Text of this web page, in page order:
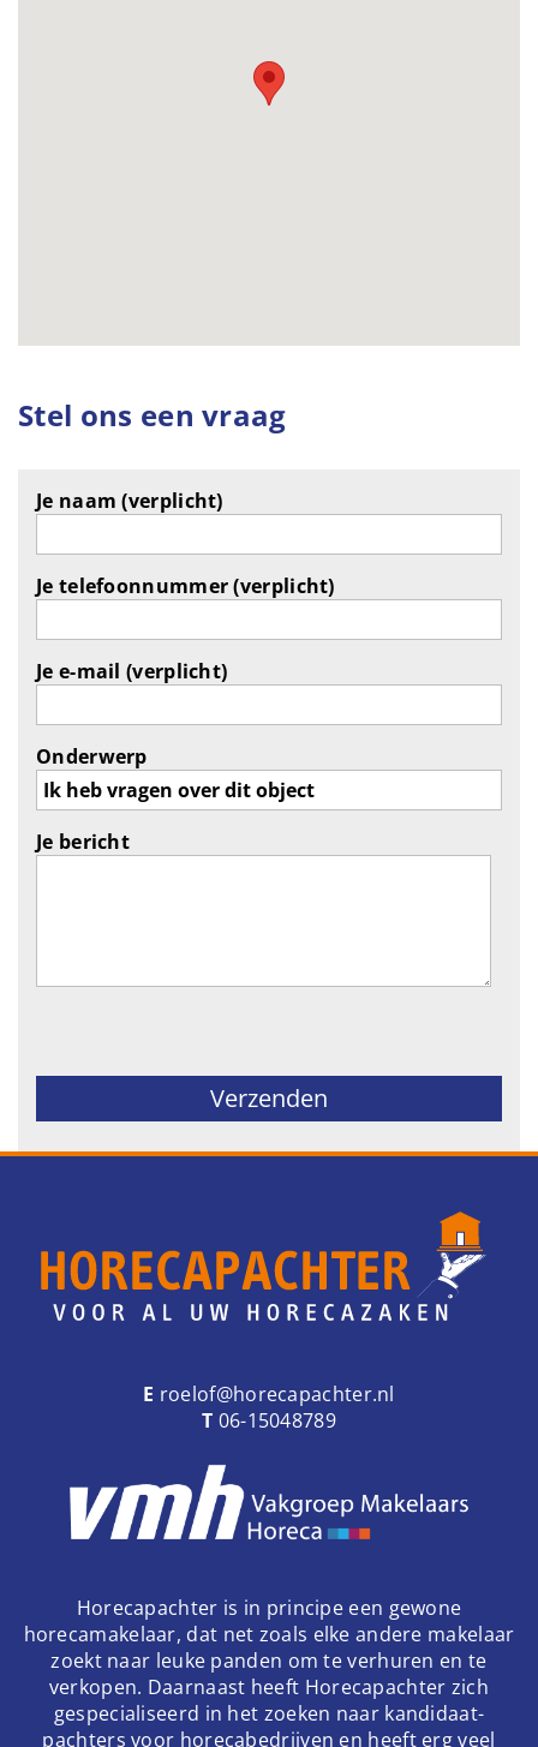
Stel ons een vraag
Je naam (verplicht)
Je telefoonnummer (verplicht)
Je e-mail (verplicht)
Onderwerp
Je bericht
E roelof@horecapachter.nl
T 06-15048789
Horecapachter is in principe een gewone
horecamakelaar, dat net zoals elke andere makelaar
zoekt naar leuke panden om te verhuren en te
verkopen. Daarnaast heeft Horecapachter zich
gespecialiseerd in het zoeken naar kandidaat-
pachters voor horecabedrijven en heeft erg veel